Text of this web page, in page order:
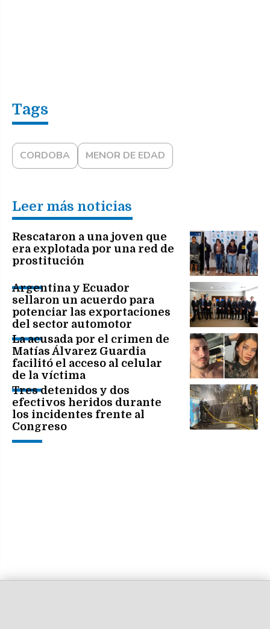
CORDOBA MENOR DE EDAD
Leer más noticias
Rescataron a una joven que
era explotada por una red de
prostitución
Argentina y Ecuador
sellaron un acuerdo para
potenciar las exportaciones
del sector automotor
La acusada por el crimen de
Matías Álvarez Guardia
facilitó el acceso al celular
de la víctima
Tres detenidos y dos
efectivos heridos durante
los incidentes frente al
Congreso